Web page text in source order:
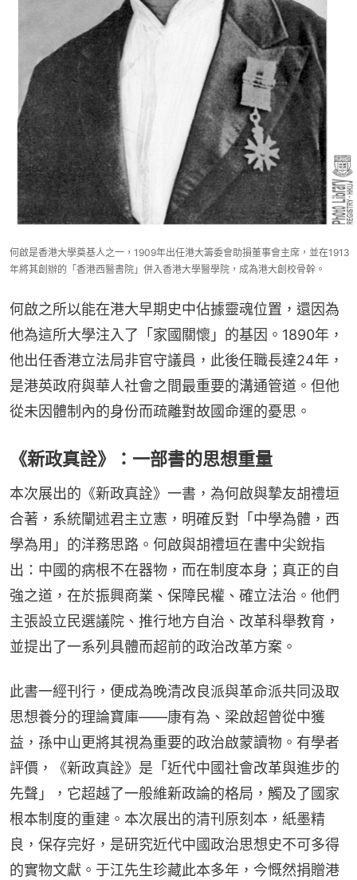
何啟是香港大學奠基人之一，1909年出任港大籌委會助損董事會主席，並在1913
年將其創辦的「香港西醫書院」併入香港大學醫學院，成為港大創校骨幹。
何啟之所以能在港大早期史中佔據靈魂位置，還因為
他為這所大學注入了「家國關懷」的基因。1890年，
他出任香港立法局非官守議員，此後任職長達24年，
是港英政府與華人社會之間最重要的溝通管道。但他
從未因體制內的身份而疏離對故國命運的憂思。
《新政真詮》：一部書的思想重量
本次展出的《新政真詮》一書，為何啟與摯友胡禮垣
合著，系統闡述君主立憲，明確反對「中學為體，西
學為用」的洋務思路。何啟與胡禮垣在書中尖銳指
出：中國的病根不在器物，而在制度本身；真正的自
強之道，在於振興商業、保障民權、確立法治。他們
主張設立民選議院、推行地方自治、改革科舉教育，
並提出了一系列具體而超前的政治改革方案。
此書一經刊行，便成為晚清改良派與革命派共同汲取
思想養分的理論寶庫——康有為、梁啟超曾從中獲
益，孫中山更將其視為重要的政治啟蒙讀物。有學者
評價，《新政真詮》是「近代中國社會改革與進步的
先聲」，它超越了一般維新政論的格局，觸及了國家
根本制度的重建。本次展出的清刊原刻本，紙墨精
良，保存完好，是研究近代中國政治思想史不可多得
的實物文獻。于江先生珍藏此本多年，今慨然捐贈港